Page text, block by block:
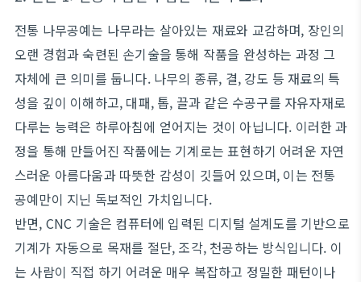
전통 나무공예는 나무라는 살아있는 재료와 교감하며, 장인의
오랜 경험과 숙련된 손기술을 통해 작품을 완성하는 과정 그
자체에 큰 의미를 둡니다. 나무의 종류, 결, 강도 등 재료의 특
성을 깊이 이해하고, 대패, 톱, 끌과 같은 수공구를 자유자재로
다루는 능력은 하루아침에 얻어지는 것이 아닙니다. 이러한 과
정을 통해 만들어진 작품에는 기계로는 표현하기 어려운 자연
스러운 아름다움과 따뜻한 감성이 깃들어 있으며, 이는 전통
공예만이 지닌 독보적인 가치입니다.
반면, CNC 기술은 컴퓨터에 입력된 디지털 설계도를 기반으로
기계가 자동으로 목재를 절단, 조각, 천공하는 방식입니다. 이
는 사람이 직접 하기 어려운 매우 복잡하고 정밀한 패턴이나